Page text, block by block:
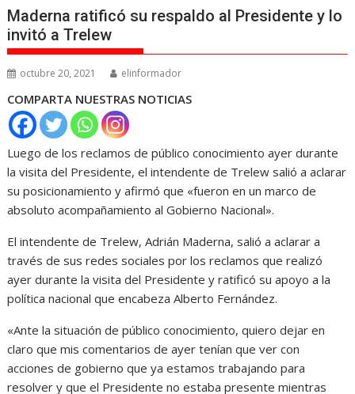
Maderna ratificó su respaldo al Presidente y lo
invitó a Trelew
octubre 20, 2021 elinformador
COMPARTA NUESTRAS NOTICIAS
Luego de los reclamos de público conocimiento ayer durante
la visita del Presidente, el intendente de Trelew salió a aclarar
su posicionamiento y afirmó que «fueron en un marco de
absoluto acompañamiento al Gobierno Nacional».
El intendente de Trelew, Adrián Maderna, salió a aclarar a
través de sus redes sociales por los reclamos que realizó
ayer durante la visita del Presidente y ratificó su apoyo a la
política nacional que encabeza Alberto Fernández.
«Ante la situación de público conocimiento, quiero dejar en
claro que mis comentarios de ayer tenían que ver con
acciones de gobierno que ya estamos trabajando para
resolver y que el Presidente no estaba presente mientras